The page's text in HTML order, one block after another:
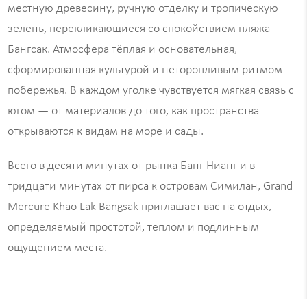
местную древесину, ручную отделку и тропическую
зелень, перекликающиеся со спокойствием пляжа
Бангсак. Атмосфера тёплая и основательная,
сформированная культурой и неторопливым ритмом
побережья. В каждом уголке чувствуется мягкая связь с
югом — от материалов до того, как пространства
открываются к видам на море и сады.
Всего в десяти минутах от рынка Банг Нианг и в
тридцати минутах от пирса к островам Симилан, Grand
Mercure Khao Lak Bangsak приглашает вас на отдых,
определяемый простотой, теплом и подлинным
ощущением места.